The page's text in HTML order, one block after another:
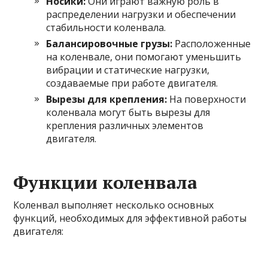
распределении нагрузки и обеспечении
стабильности коленвала.
Балансировочные грузы: Расположенные
на коленвале, они помогают уменьшить
вибрации и статические нагрузки,
создаваемые при работе двигателя.
Вырезы для крепления: На поверхности
коленвала могут быть вырезы для
крепления различных элементов
двигателя.
Функции коленвала
Коленвал выполняет несколько основных
функций, необходимых для эффективной работы
двигателя: